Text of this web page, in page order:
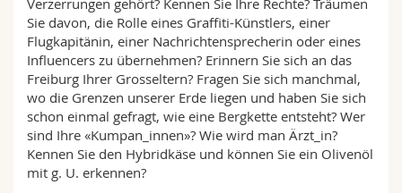
Verzerrungen gehört? Kennen Sie Ihre Rechte? Träumen
Sie davon, die Rolle eines Graffiti-Künstlers, einer
Flugkapitänin, einer Nachrichtensprecherin oder eines
Influencers zu übernehmen? Erinnern Sie sich an das
Freiburg Ihrer Grosseltern? Fragen Sie sich manchmal,
wo die Grenzen unserer Erde liegen und haben Sie sich
schon einmal gefragt, wie eine Bergkette entsteht? Wer
sind Ihre «Kumpan_innen»? Wie wird man Ärzt_in?
Kennen Sie den Hybridkäse und können Sie ein Olivenöl
mit g. U. erkennen?